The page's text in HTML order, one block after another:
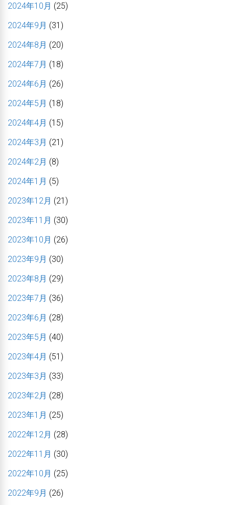
2024年10月 (25)
2024年9月 (31)
2024年8月 (20)
2024年7月 (18)
2024年6月 (26)
2024年5月 (18)
2024年4月 (15)
2024年3月 (21)
2024年2月 (8)
2024年1月 (5)
2023年12月 (21)
2023年11月 (30)
2023年10月 (26)
2023年9月 (30)
2023年8月 (29)
2023年7月 (36)
2023年6月 (28)
2023年5月 (40)
2023年4月 (51)
2023年3月 (33)
2023年2月 (28)
2023年1月 (25)
2022年12月 (28)
2022年11月 (30)
2022年10月 (25)
2022年9月 (26)